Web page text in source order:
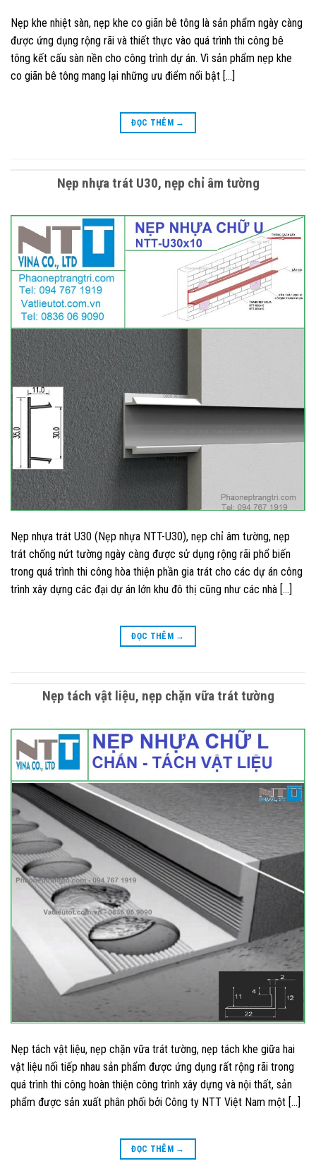
Nẹp khe nhiệt sàn, nẹp khe co giãn bê tông là sản phẩm ngày càng
được ứng dụng rộng rãi và thiết thực vào quá trình thi công bê
tông kết cấu sàn nền cho công trình dự án. Vì sản phẩm nẹp khe
co giãn bê tông mang lại những ưu điểm nổi bật […]
ĐỌC THÊM →
Nẹp nhựa trát U30, nẹp chỉ âm tường
Nẹp nhựa trát U30 (Nẹp nhựa NTT-U30), nẹp chỉ âm tường, nẹp
trát chống nứt tường ngày càng được sử dụng rộng rãi phổ biến
trong quá trình thi công hòa thiện phần gia trát cho các dự án công
trình xây dựng các đại dự án lớn khu đô thị cũng như các nhà […]
ĐỌC THÊM →
Nẹp tách vật liệu, nẹp chặn vữa trát tường
Nẹp tách vật liệu, nẹp chặn vữa trát tường, nẹp tách khe giữa hai
vật liệu nối tiếp nhau sản phẩm được ứng dụng rất rộng rãi trong
quá trình thi công hoàn thiện công trình xây dựng và nội thất, sản
phẩm được sản xuất phân phối bởi Công ty NTT Việt Nam một […]
ĐỌC THÊM →